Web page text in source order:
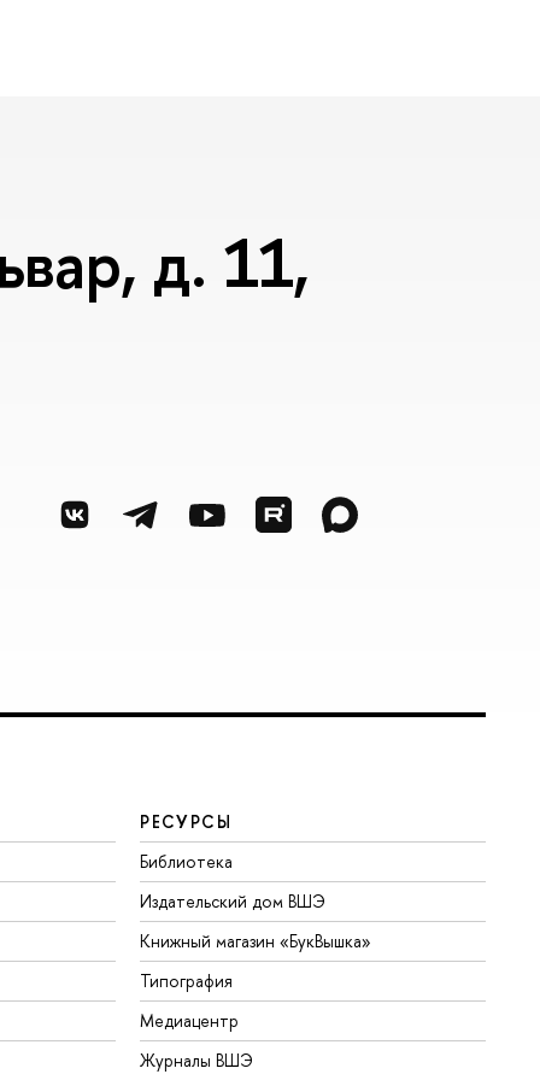
д. 11,
РЕСУРСЫ
Библиотека
Издательский дом ВШЭ
Книжный магазин «БукВышка»
Типография
Медиацентр
Журналы ВШЭ